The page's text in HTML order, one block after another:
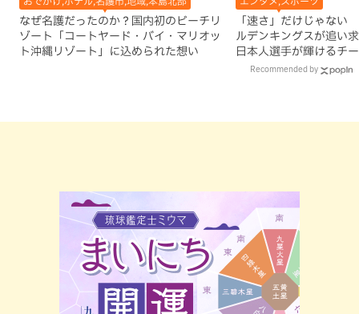
なぜ名護だったのか？国内初のビーチリ
ゾート「コートヤード・バイ・マリオッ
ト沖縄リゾート」に込められた想い
「速さ」だけじゃない
ルデンキングスが追い
日本人選手が輝けるチ
Recommended by